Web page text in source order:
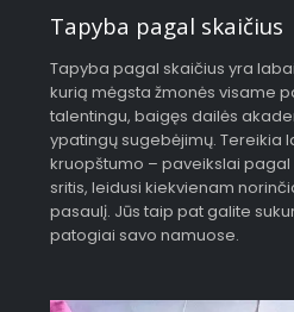
Tapyba pagal skaičius
Tapyba pagal skaičius yra
kurią mėgsta žmonės visame
talentingu, baigęs dailės
ypatingų sugebėjimų. Tereikia
kruopštumo – paveikslai
sritis, leidusi kiekvienam
pasaulį. Jūs taip pat galite
patogiai savo namuose.